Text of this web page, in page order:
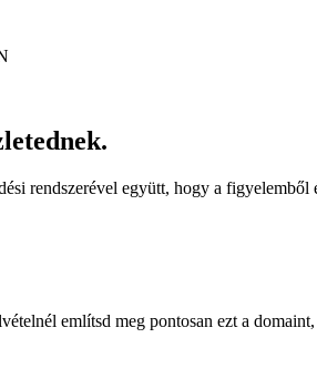
rendszerével együtt, hogy a
említsd meg pontosan ezt a